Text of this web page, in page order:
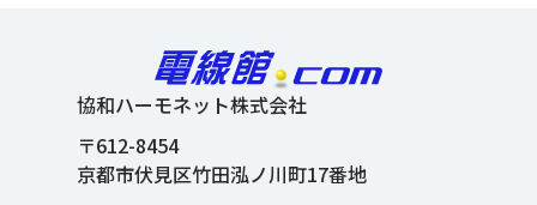
協和ハーモネット株式会社
〒612-8454
京都市伏見区竹田泓ノ川町17番地